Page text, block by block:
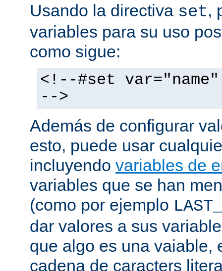
Usando la directiva set,
variables para su uso
como sigue:
<!--#set
-->
Además de configurar
esto, puede usar
incluyendo variables de
variables que se han
(como por ejemplo
dar valores a sus
que algo es una vaiable,
cadena de caracters